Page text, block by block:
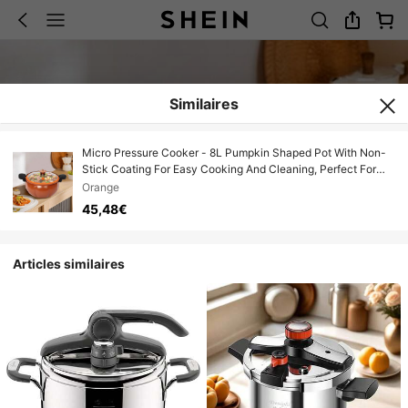
Similaires
Micro Pressure Cooker - 8L Pumpkin Shaped Pot With Non-
Stick Coating For Easy Cooking And Cleaning, Perfect For
Home And Dorm Use
Orange
45,48€
Articles similaires